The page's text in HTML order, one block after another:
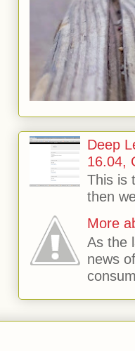
Deep
16.04,
This is
then
More
As the
news